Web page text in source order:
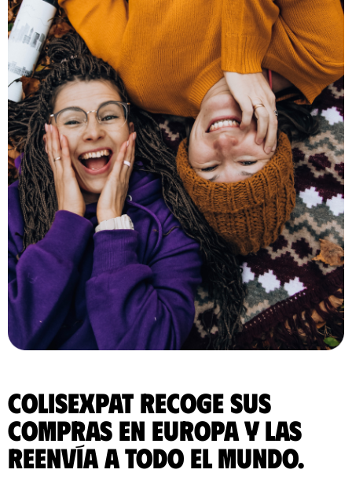
ColisExpat recoge sus
compras en Europa y las
reenvía a todo el Mundo.